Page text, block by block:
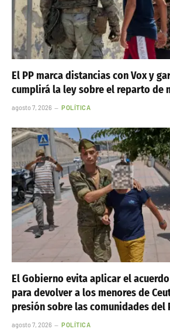
El PP marca distancias con Vox y
cumplirá la ley sobre el reparto de
agosto 7, 2026 POLÍTICA
El Gobierno evita aplicar el
para devolver a los menores de
presión sobre las comunidades del
agosto 7, 2026 POLÍTICA